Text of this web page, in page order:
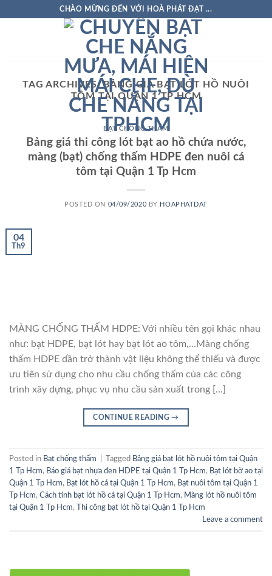
CHÀO MỪNG ĐẾN VỚI HOÀ PHÁT ĐẠT ...
TAG ARCHIVES:BẢNG GIÁ BẠT LÓT HỒ NUÔI
TÔM TẠI QUẬN 1 TP HCM
BẠT CHỐNG THẤM
Bảng giá thi công lót bạt ao hồ chứa nước,
màng (bạt) chống thấm HDPE đen nuôi cá
tôm tại Quận 1 Tp Hcm
POSTED ON 04/09/2020 BY HOAPHATDAT
04
Th9
MÀNG CHỐNG THẤM HDPE: Với nhiều tên gọi khác nhau
như: bạt HDPE, bạt lót hay bạt lót ao tôm,…Màng chống
thấm HDPE dần trở thành vật liệu không thể thiếu và được
ưu tiên sử dụng cho nhu cầu chống thấm của các công
trình xây dựng, phục vụ nhu cầu sản xuất trong […]
CONTINUE READING→
Posted in Bạt chống thấm Tagged Bảng giá bạt lót hồ nuôi tôm tại Quận
1 Tp Hcm, Báo giá bạt nhựa đen HDPE tại Quận 1 Tp Hcm, Bạt lót bờ ao tại
Quận 1 Tp Hcm, Bạt lót hồ cá tại Quận 1 Tp Hcm, Bạt nuôi tôm tại Quận 1
Tp Hcm, Cách tính bạt lót hồ cá tại Quận 1 Tp Hcm, Màng lót hồ nuôi tôm
tại Quận 1 Tp Hcm,
Thi công bạt lót hồ tại Quận 1 Tp Hcm
Leave a comment